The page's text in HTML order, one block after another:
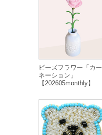
ビーズフラワー「カー
ネーション」
【202605monthly】